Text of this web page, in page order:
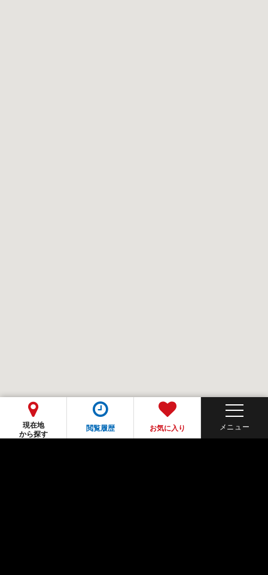
現在地
から探す
閲覧履歴 お気に入り